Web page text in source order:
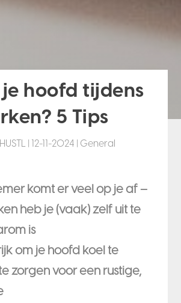
je hoofd tijdens
5 Tips
| 12-11-2024 | General
komt er veel op je af –
heb je (vaak) zelf uit te
is
om je hoofd koel te
zorgen voor een rustige,